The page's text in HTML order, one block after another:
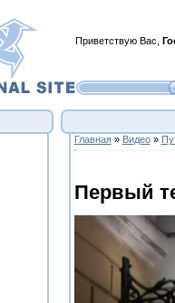
Приветствую Вас
Главная» Видео»
Первый